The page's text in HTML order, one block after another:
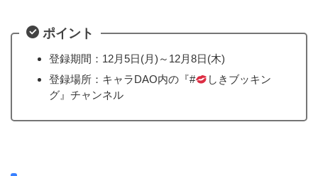
ポイント
登録期間：12月5日(月)～12月8日(木)
登録場所：キャラDAO内の『#
しきブッキン
グ』チャンネル